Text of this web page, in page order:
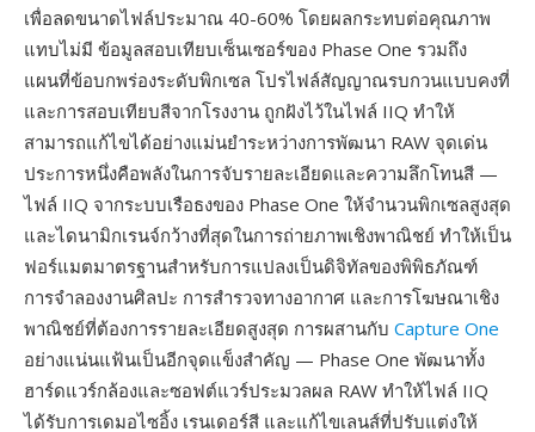
เพื่อลดขนาดไฟล์ประมาณ 40-60% โดยผลกระทบต่อคุณภาพ
แทบไม่มี ข้อมูลสอบเทียบเซ็นเซอร์ของ Phase One รวมถึง
แผนที่ข้อบกพร่องระดับพิกเซล โปรไฟล์สัญญาณรบกวนแบบคงที่
และการสอบเทียบสีจากโรงงาน ถูกฝังไว้ในไฟล์ IIQ ทำให้
สามารถแก้ไขได้อย่างแม่นยำระหว่างการพัฒนา RAW จุดเด่น
ประการหนึ่งคือพลังในการจับรายละเอียดและความลึกโทนสี —
ไฟล์ IIQ จากระบบเรือธงของ Phase One ให้จำนวนพิกเซลสูงสุด
และไดนามิกเรนจ์กว้างที่สุดในการถ่ายภาพเชิงพาณิชย์ ทำให้เป็น
ฟอร์แมตมาตรฐานสำหรับการแปลงเป็นดิจิทัลของพิพิธภัณฑ์
การจำลองงานศิลปะ การสำรวจทางอากาศ และการโฆษณาเชิง
พาณิชย์ที่ต้องการรายละเอียดสูงสุด การผสานกับ Capture One
อย่างแน่นแฟ้นเป็นอีกจุดแข็งสำคัญ — Phase One พัฒนาทั้ง
ฮาร์ดแวร์กล้องและซอฟต์แวร์ประมวลผล RAW ทำให้ไฟล์ IIQ
ได้รับการเดมอไซอิ้ง เรนเดอร์สี และแก้ไขเลนส์ที่ปรับแต่งให้